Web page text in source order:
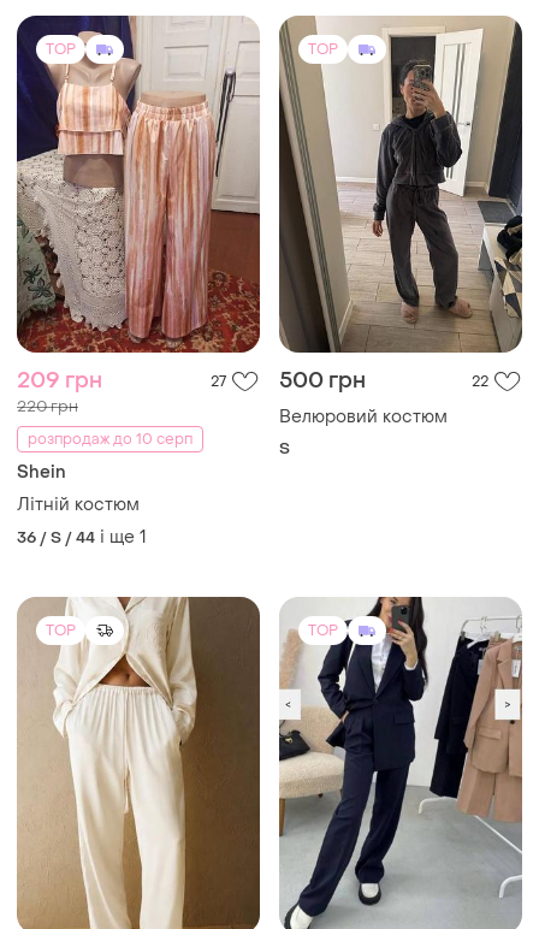
TOP
209 грн 27
220 грн
розпродаж до 10 серп
Shein
Літній костюм
36 / S / 44 і ще 1
TOP
500 грн 22
Велюровий костюм
S
TOP TOP